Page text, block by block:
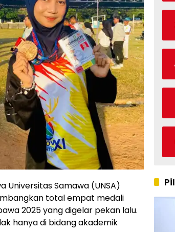
Universitas Samawa (UNSA)
total empat medali
2025 yang digelar pekan lalu.
hanya di bidang akademik